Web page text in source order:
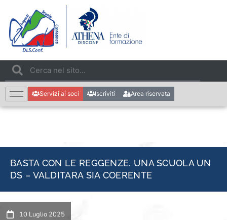
Servizi ai soci Iscriviti Area riservata
BASTA CON LE REGGENZE. UNA SCUOLA UN
DS – VALDITARA SIA COERENTE
10 Luglio 2025